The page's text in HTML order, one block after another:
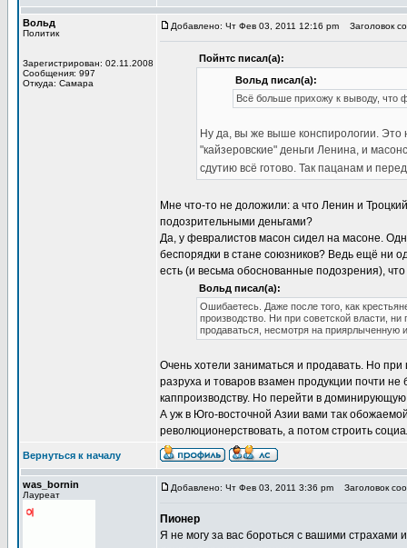
Вольд
Политик
Зарегистрирован: 02.11.2008
Сообщения: 997
Откуда: Самара
Добавлено: Чт Фев 03, 2011 12:16 pm Заголовок
Пойнтс писал(а):
Вольд писал(а):
Всё больше прихожу к выводу, что
Ну да, вы же выше конспирологии. Это
"кайзеровские" деньги Ленина, и
сдутию всё готово. Так пацанам и
Мне что-то не доложили: а что Ленин и
подозрительными деньгами?
Да, у февралистов масон сидел на масоне.
беспорядки в стане союзников? Ведь ещё ни
есть (и весьма обоснованные подозрения),
Вольд писал(а):
Ошибаетесь. Даже после того, как
производство. Ни при советской власти,
продаваться, несмотря на приярлыченную
Очень хотели заниматься и продавать. Но
разруха и товаров взамен продукции почти
каппроизводству. Но перейти в
А уж в Юго-восточной Азии вами так
революционерствовать, а потом строить
Вернуться к началу
was_bornin
Лауреат
Добавлено: Чт Фев 03, 2011 3:36 pm Заголовок
Пионер
Я не могу за вас бороться с вашими страхами